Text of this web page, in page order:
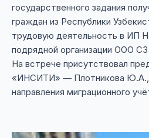
государственного задания
граждан из Республики
трудовую деятельность в ИП
подрядной организации ООО
На встрече присутствовал
«ИНСИТИ» — Плотникова Ю.А.,
направления миграционного